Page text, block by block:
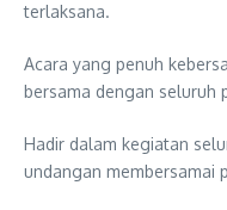
terlaksana.
Acara yang penuh
bersama dengan seluruh
Hadir dalam kegiatan
undangan membersamai